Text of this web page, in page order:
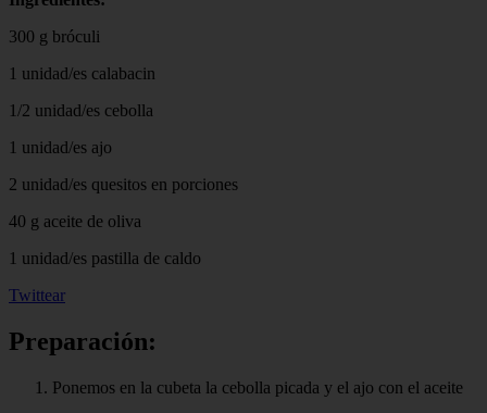
300 g bróculi
1 unidad/es calabacin
1/2 unidad/es cebolla
1 unidad/es ajo
2 unidad/es quesitos en porciones
40 g aceite de oliva
1 unidad/es pastilla de caldo
Twittear
Preparación:
Ponemos en la cubeta la cebolla picada y el ajo con el aceite